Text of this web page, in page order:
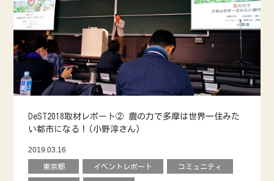
DeST2018取材レポート② 農の力で多摩は世界一住みた
い都市になる！(小野淳さん)
2019.03.16
東京都 イベントレポート コミュニティ